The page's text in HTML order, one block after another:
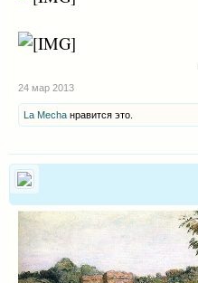
24 мар 2013
La Mecha нравится это.